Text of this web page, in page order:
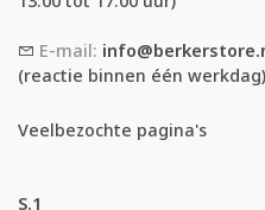
E-mail:
(reactie binnen één werkdag)
Veelbezochte pagina's
S.1